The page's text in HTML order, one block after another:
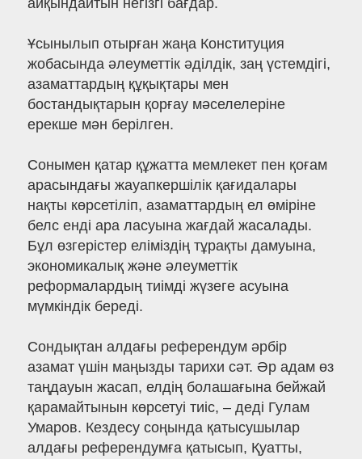
айқындайтын негізгі бағдар.
Ұсынылып отырған жаңа Конституция
жобасында әлеуметтік әділдік, заң үстемдігі,
азаматтардың құқықтары мен
бостандықтарын қорғау мәселелеріне
ерекше мән берілген.
Сонымен қатар құжатта мемлекет пен қоғам
арасындағы жауапкершілік қағидалары
нақты көрсетіліп, азаматтардың ел өміріне
белс енді ара ласуына жағдай жасалады.
Бұл өзгерістер еліміздің тұрақты дамуына,
экономикалық және әлеуметтік
реформалардың тиімді жүзеге асуына
мүмкіндік береді.
Сондықтан алдағы референдум әрбір
азамат үшін маңызды тарихи сәт. Әр адам өз
таңдауын жасап, елдің болашағына бейжай
қарамайтынын көрсетуі тиіс, – деді Гулам
Умаров. Кездесу соңында қатысушылар
алдағы референдумға қатысып, Қуатты,